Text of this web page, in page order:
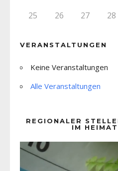
25 26 27 28
VERANSTALTUNGEN
Keine Veranstaltungen
Alle Veranstaltungen
REGIONALER
IM